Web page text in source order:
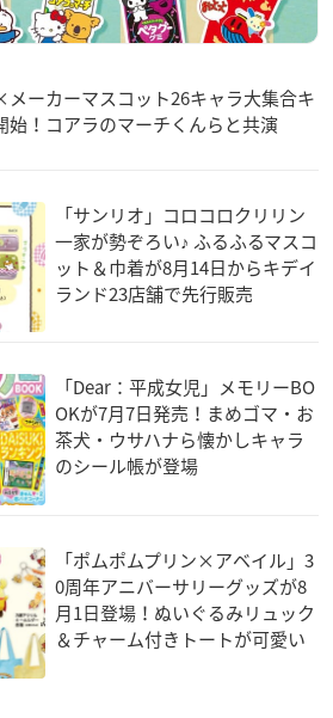
メーカーマスコット26キャラ大集合キ
始！コアラのマーチくんらと共演
「サンリオ」コロコロクリリン
一家が勢ぞろい♪ ふるふるマスコ
ット＆巾着が8月14日からキデイ
ランド23店舗で先行販売
「Dear：平成女児」メモリーBO
OKが7月7日発売！まめゴマ・お
茶犬・ウサハナら懐かしキャラ
のシール帳が登場
「ポムポムプリン×アベイル」3
0周年アニバーサリーグッズが8
月1日登場！ぬいぐるみリュック
＆チャーム付きトートが可愛い